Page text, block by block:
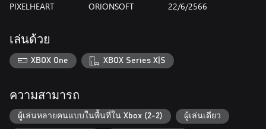
PIXELHEART ORIONSOFT 22/6/2566
เล่นด้วย
XBOX One XBOX Series X|S
ความสามารถ
ผู้เล่นหลายคนแบบในพื้นที่ใน Xbox (2-2) ผู้เล่นเดียว